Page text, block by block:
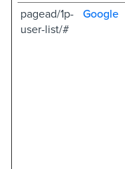
pagead/1p-
user-list/#
Google